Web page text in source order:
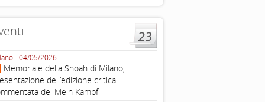
- 04/05/2026
Memoriale della Shoah di Milano,
dell’edizione critica
del Mein Kampf